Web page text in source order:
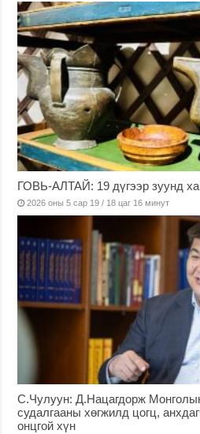
ГОВЬ-АЛТАЙ: 19 дүгээр зуунд
2026 оны 5 сар 19 / 18 цаг 16 минут
С.Чулуун: Д.Нацагдорж
судалгааны хөгжилд цогц,
онцгой хүн